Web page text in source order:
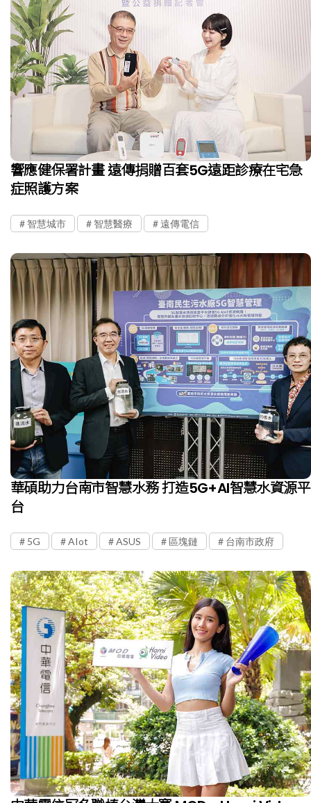
響應健保署計畫 遠傳捐贈百套5G遠距診療在宅急
症照護方案
智慧城市 智慧醫療 遠傳電信
華碩助力台南市智慧水務 打造5G+AI智慧水資源平
台
5G AIot ASUS 區塊鏈 台南市政府